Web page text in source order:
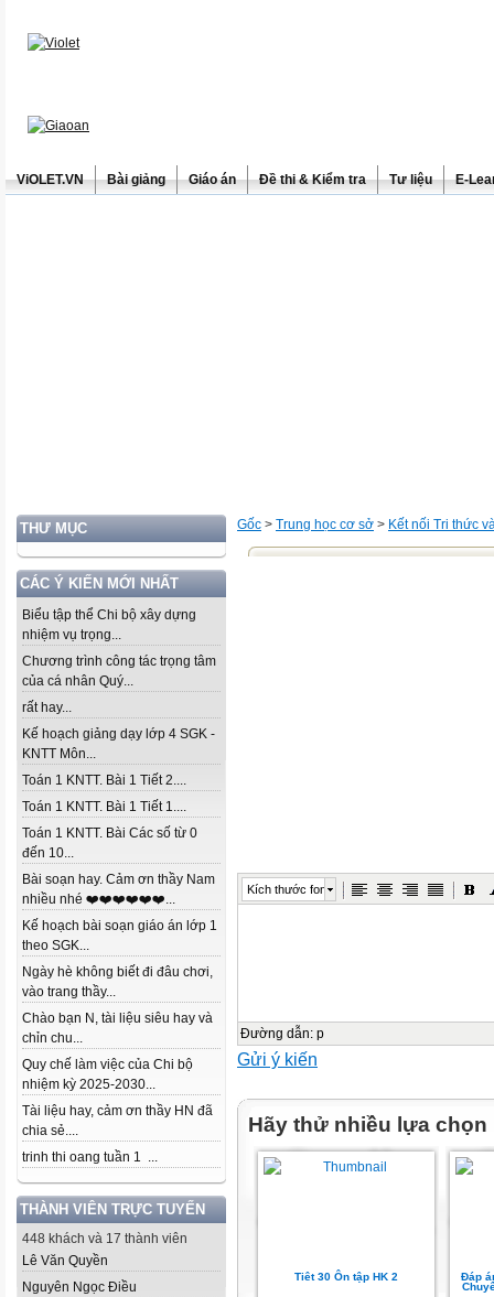
ViOLET.VN Bài giảng Giáo án Đề thi & Kiểm tra Tư liệu E-
THƯ MỤC
CÁC Ý KIẾN MỚI NHẤT
Biểu tập thể Chi bộ xây dựng
nhiệm vụ trọng...
Chương trình công tác trọng tâm
của cá nhân Quý...
rất hay...
Kế hoạch giảng dạy lớp 4 SGK -
KNTT Môn...
Toán 1 KNTT. Bài 1 Tiết 2....
Toán 1 KNTT. Bài 1 Tiết 1....
Toán 1 KNTT. Bài Các số từ 0
đến 10...
Bài soạn hay. Cảm ơn thầy Nam
nhiều nhé ❤️❤️❤️❤️❤️❤️...
Kế hoạch bài soạn giáo án lớp 1
theo SGK...
Ngày hè không biết đi đâu chơi,
vào trang thầy...
Chào bạn N, tài liệu siêu hay và
chỉn chu...
Quy chế làm việc của Chi bộ
nhiệm kỳ 2025-2030...
Tài liệu hay, cảm ơn thầy HN đã
chia sẻ....
trinh thi oang tuần 1 ...
THÀNH VIÊN TRỰC TUYẾN
448 khách và 17 thành viên
Lê Văn Quyền
Nguyên Ngọc Điều
Gốc > Trung học cơ sở > Kết nối Tri thức
Kích thước font
Đường dẫn: p
Gửi ý kiến
Hãy thử nhiều lựa chọn
Tiêt 30 Ôn tập HK 2
Đáp